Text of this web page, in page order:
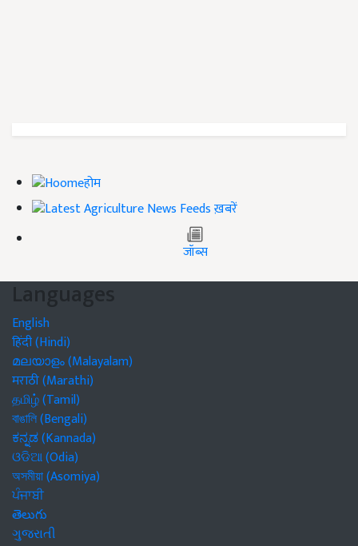
होम
ख़बरें
जॉब्स
Languages
English
हिंदी (Hindi)
മലയാളം (Malayalam)
मराठी (Marathi)
தமிழ் (Tamil)
বাঙালি (Bengali)
ಕನ್ನಡ (Kannada)
ଓଡିଆ (Odia)
অসমীয়া (Asomiya)
ਪੰਜਾਬੀ
తెలుగు
ગુજરાતી